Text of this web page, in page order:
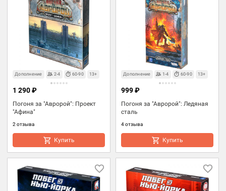
Дополнение 2-4 60-90 13+
Погоня за "Авророй": Проект
"Афина"
2 отзыва
1 290 ₽
Купить
Дополнение 1-4 60-90 13+
Погоня за "Авророй": Ледяная
сталь
4 отзыва
999 ₽
Купить